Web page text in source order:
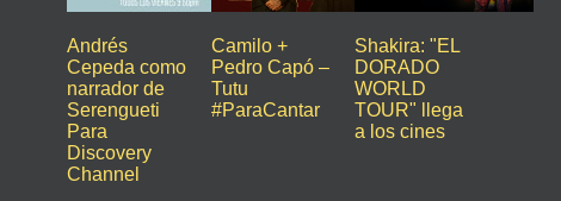
Andrés
Cepeda como
narrador de
Serengueti
Para
Discovery
Channel
Camilo +
Pedro Capó –
Tutu
#ParaCantar
Shakira: "EL
DORADO
WORLD
TOUR" llega
a los cines